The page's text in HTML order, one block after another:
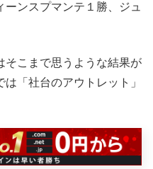
ンスプマンテ１勝、ジュ
こまで思うような結果が
「社台のアウトレット」